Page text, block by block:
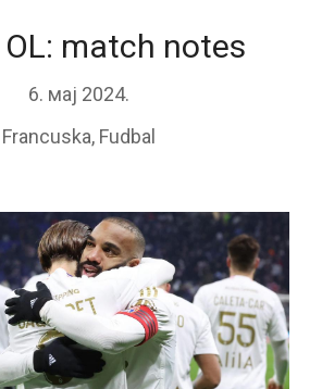
match notes
6. мај 2024.
Francuska, Fudbal